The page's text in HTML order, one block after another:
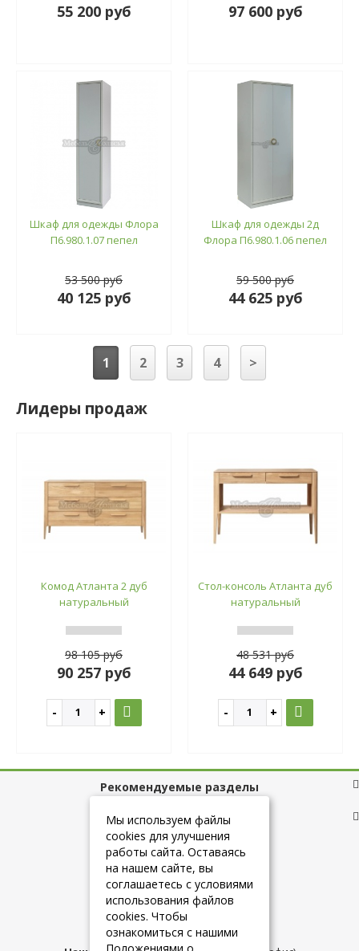
55 200 руб 97 600 руб
Шкаф для одежды Флора
П6.980.1.07 пепел
53 500 руб
40 125 руб
Шкаф для одежды 2д
Флора П6.980.1.06 пепел
59 500 руб
44 625 руб
1 2 3 4 >
Лидеры продаж
Комод Атланта 2 дуб
натуральный
98 105 руб
90 257 руб
Стол-консоль Атланта дуб
натуральный
48 531 руб
44 649 руб
Рекомендуемые разделы
Полезные ссылки
+7 (925) 084-10-60
Мы используем файлы
cookies для улучшения
работы сайта. Оставаясь
на нашем сайте, вы
соглашаетесь с условиями
использования файлов
cookies. Чтобы
ознакомиться с нашими